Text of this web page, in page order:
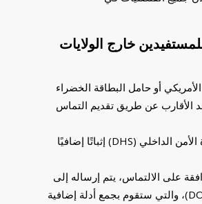
خارج الولايات
أو حامل البطاقة الخضراء
الأقارب عن طريق تقديم التماس
قد تطلب وزارة الأمن الداخلي (DHS) إثباتًا إضافيًا
على الالتماس، يتم إرساله إلى
وزارة الخارجية (DOS)، والتي ستقوم بجمع أدلة إضافية